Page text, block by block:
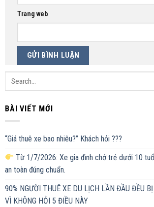
Trang web
BÀI VIẾT MỚI
“Giá thuê xe bao nhiêu?” Khách hỏi ???
Từ 1/7/2026: Xe gia đình chở trẻ dưới 10
an toàn đúng chuẩn.
90% NGƯỜI THUÊ XE DU LỊCH LẦN ĐẦU ĐỀU
VÌ KHÔNG HỎI 5 ĐIỀU NÀY